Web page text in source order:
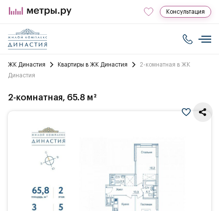
Консультация
ЖК Династия Квартиры в ЖК Династия
2-комнатная в ЖК
Династия
2-комнатная, 65.8 м²